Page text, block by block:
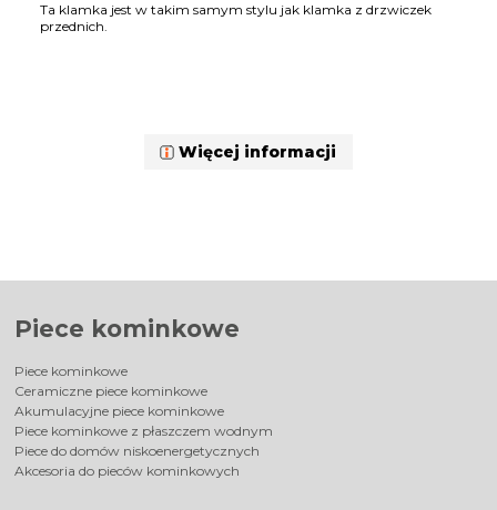
Ta klamka jest w takim samym stylu jak klamka z drzwiczek
przednich.
Więcej informacji
Piece kominkowe
Piece kominkowe
Ceramiczne piece kominkowe
Akumulacyjne piece kominkowe
Piece kominkowe z płaszczem wodnym
Piece do domów niskoenergetycznych
Akcesoria do pieców kominkowych